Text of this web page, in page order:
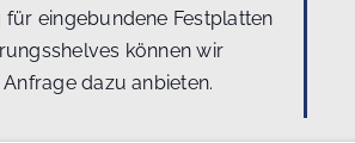
für eingebundene Festplatten
können wir
dazu anbieten.